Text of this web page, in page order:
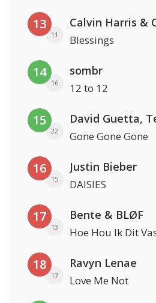
13
11 Blessings
14
16
sombr
12 to 12
15
22 Gone Gone Gone
16
15
Justin Bieber
DAISIES
17
13
Bente & BLØF
Hoe Hou Ik Dit
18
17
Ravyn Lenae
Love Me Not